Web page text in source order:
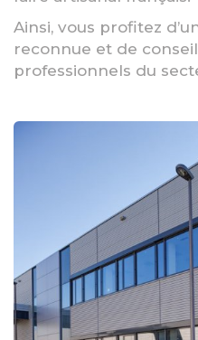
Ainsi, vous profitez
reconnue et de
professionnels du